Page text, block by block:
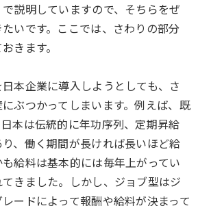
説明していますので、そちらをぜ
いです。ここでは、さわりの部分
きます。
本企業に導入しようとしても、さ
ぶつかってしまいます。例えば、既
本は伝統的に年功序列、定期昇給
、働く期間が長ければ長いほど給
給料は基本的には毎年上がってい
きました。しかし、ジョブ型はジ
ードによって報酬や給料が決まって